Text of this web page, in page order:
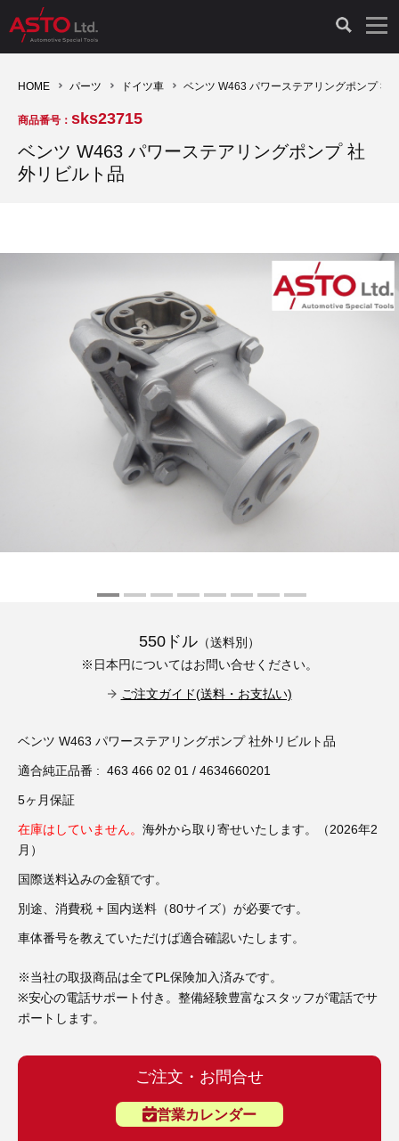
診断機（16）
キープログラマー（4）
オプション品（17）
TPMS（4）
診断テスター（10）
キープログラマー（20）
安定化電源ユニット（8）
バッテリーテスター（4）
古い車両用診断テスター（10）
バイク用診断テスター（7）
HCB TOOLS（45）
AST TOOLS（51）
ドイツ車（211）
イタリア/フランス車（27）
イギリス車（23）
アメリカ車（15）
ディーゼルインジェクター&グロープラグ ツール（7）
ホイールロック取り外しツール（6）
3D プリンターペン（8）
オシロスコープ（2）
オシロ関連商品（9）
その他（8）
ドイツ車（427）
イタリア/フランス車（145）
スウェーデン車（45）
日本車（40）
ブレーキキャリパーリペアキット（368）
キー関連（19）
その他（12）
現品修理（77）
リビルト品（58）
イモビライザーOFF（1）
その他（6）
オシロスコープ（10）
アクセサリー（13）
HOME パーツ ドイツ車 ベンツ W463 パワーステアリングポンプ 社
商品番号： sks23715
ベンツ W463 パワーステアリングポンプ 社
外リビルト品
550ドル （送料別）
※日本円についてはお問い合せください。
ご注文ガイド(送料・お支払い)
ベンツ W463 パワーステアリングポンプ 社外リビルト品
適合純正品番 : 463 466 02 01 / 4634660201
5ヶ月保証
在庫はしていません。 海外から取り寄せいたします。（2026年2
月）
国際送料込みの金額です。
別途、消費税 + 国内送料（80サイズ）が必要です。
車体番号を教えていただけば適合確認いたします。
※当社の取扱商品は全てPL保険加入済みです。
※安心の電話サポート付き。整備経験豊富なスタッフが電話でサ
ポートします。
ご注文・お問合せ
営業カレンダー